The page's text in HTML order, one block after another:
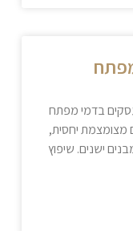
בדמי מפתח
מצומצמת יחסית,
ישנים. שיפוץ